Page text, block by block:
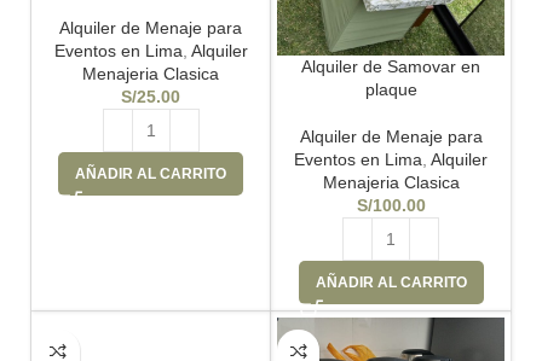
Alquiler de Menaje para
Eventos en Lima Alquiler
Menajeria Clasica
S/25.00
AÑADIR AL CARRITO
Alquiler de Samovar en
plaque
Alquiler de Menaje para
Eventos en Lima ,Alquiler
Menajeria Clasica
S/100.00
AÑADIR AL CARRITO